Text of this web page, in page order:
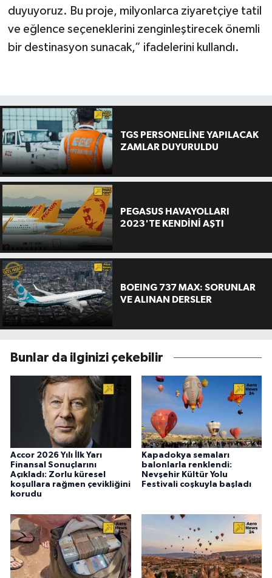
duyuyoruz. Bu proje, milyonlarca ziyaretçiye tatil
ve eğlence seçeneklerini zenginleştirecek önemli
bir destinasyon sunacak,” ifadelerini kullandı.
TGS PERSONELİNE YAPILACAK
ZAMLAR DUYURULDU
PEGASUS HAVAYOLLARI
2023'TE KENDİNİ AŞTI
BOEING 737 MAX: SORUNLAR
VE ALINAN DERSLER
Bunlar da ilginizi çekebilir
Accor 2026 Yılı İlk Yarı
Finansal Sonuçlarını
Açıkladı: Zorlu küresel
koşullara rağmen çevikliğini
korudu
Kapadokya semaları
balonlarla renklendi:
Nevşehir Kültür Yolu
Festivali coşkuyla başladı